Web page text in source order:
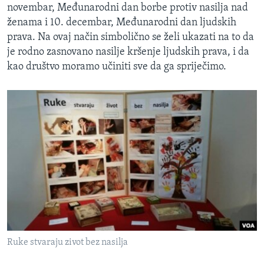
novembar, Međunarodni dan borbe protiv nasilja nad
ženama i 10. decembar, Međunarodni dan ljudskih
prava. Na ovaj način simbolično se želi ukazati na to da
je rodno zasnovano nasilje kršenje ljudskih prava, i da
kao društvo moramo učiniti sve da ga spriječimo.
Ruke stvaraju zivot bez nasilja